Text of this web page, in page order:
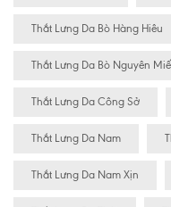
Thắt Lưng Da Bò Hàng Hiêu
Thắt Lưng Da Bò Nguyên
Thắt Lưng Da Công Sở
Thắt Lưng Da Nam
Thắt Lưng Da Nam Xịn